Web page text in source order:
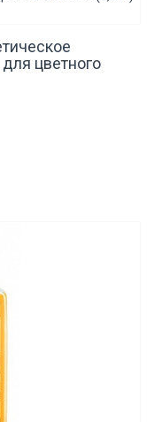
цветного